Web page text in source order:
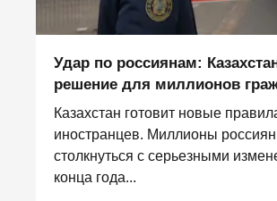
Удар по россиянам:
решение для миллионов
Казахстан готовит новые
иностранцев. Миллионы россиян
столкнуться с серьезными
конца года...